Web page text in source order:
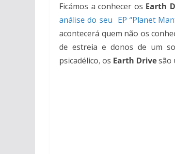
Ficámos a conhecer os Earth
análise do seu EP “Planet
acontecerá quem não os
de estreia e donos de um
psicadélico, os Earth Drivesão